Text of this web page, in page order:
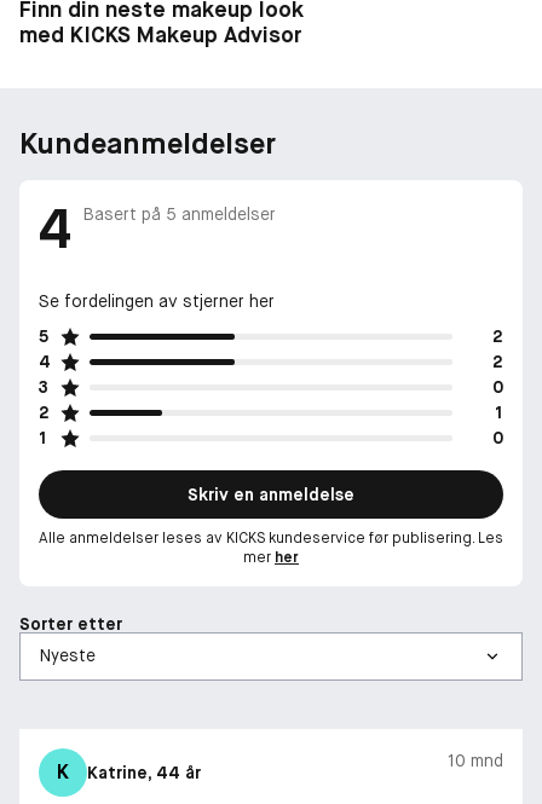
Finn din neste makeup look
med KICKS Makeup Advisor
Kundeanmeldelser
4 Basert på 5 anmeldelser
Se fordelingen av stjerner her
5
2
4
2
3
0
2
1
1
0
Skriv en anmeldelse
Alle anmeldelser leses av KICKS kundeservice før publisering. Les
mer her
Sorter etter
K Katrine, 44 år
10 mnd